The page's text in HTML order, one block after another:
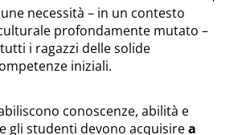
necessità – in un contesto
profondamente mutato –
i ragazzi delle solide
iniziali.
conoscenze, abilità e
gli studenti devono acquisirea